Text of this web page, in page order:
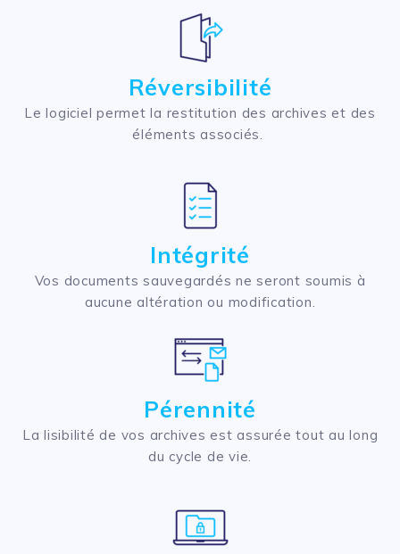
Intégrité
Vos documents sauvegardés ne seront soumis à
aucune altération ou modification.​
Pérennité
La lisibilité de vos archives est assurée tout au long
du cycle de vie.​
Réversibilité
Le logiciel permet la restitution des archives et des
éléments associés. ​